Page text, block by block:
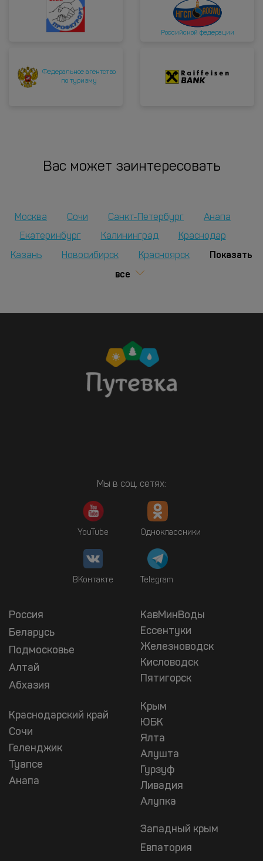
Российской федерации
Федеральное агентство
по туризму
Вас может заинтересовать
Москва Сочи Санкт-Петербург
Анапа
Екатеринбург
Калининград Краснодар
Казань Новосибирск Красноярск
Показать
все
Мы в соц. сетях:
YouTube Одноклассники
ВКонтакте Telegram
Россия
Беларусь
Подмосковье
Алтай
Абхазия
Краснодарский край
Сочи
Геленджик
Туапсе
Анапа
КавМинВоды
Ессентуки
Железноводск
Кисловодск
Пятигорск
Крым
ЮБК
Ялта
Алушта
Гурзуф
Ливадия
Алупка
Западный крым
Евпатория